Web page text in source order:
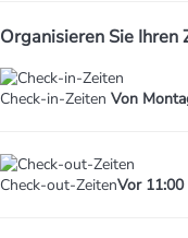
Organisieren Sie Ihren
Check-in-Zeiten Von
Check-out-ZeitenVor 11:00